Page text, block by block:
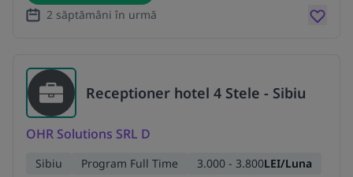
2 săptămâni în urmă
Receptioner hotel 4 Stele - Sibiu
OHR Solutions SRL D
Sibiu Program Full Time 3.000 - 3.800LEI/Luna